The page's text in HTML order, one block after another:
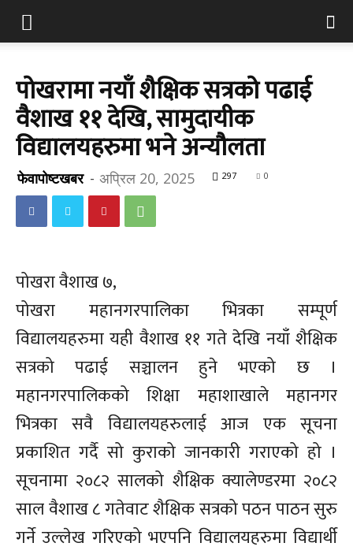
पोखरामा नयाँ शैक्षिक सत्रको पढाई
वैशाख ११ देखि, सामुदायीक
विद्यालयहरुमा भने अन्यौलता
फेवापोष्टखबर - अप्रिल 20, 2025 297 0
पोखरा वैशाख ७,
पोखरा महानगरपालिका भित्रका सम्पूर्ण
विद्यालयहरुमा यही वैशाख ११ गते देखि नयाँ शैक्षिक
सत्रको पढाई सञ्चालन हुने भएको छ ।
महानगरपालिकको शिक्षा महाशाखाले महानगर
भित्रका सवै विद्यालयहरुलाई आज एक सूचना
प्रकाशित गर्दै सो कुराको जानकारी गराएको हो ।
सूचनामा २०८२ सालको शैक्षिक क्यालेण्डरमा २०८२
साल वैशाख ८ गतेवाट शैक्षिक सत्रको पठन पाठन सुरु
गर्ने उल्लेख गरिएको भएपनि विद्यालयहरुमा विद्यार्थी